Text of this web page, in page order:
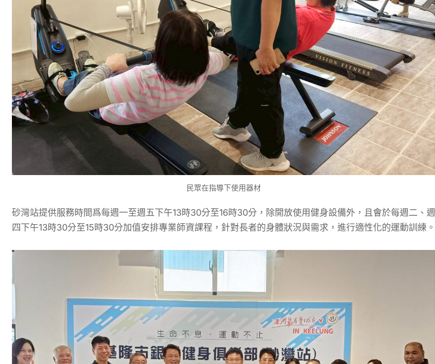
民眾在指導下使用器材
砂灣站提供服務時間爲每週一至週五下午13時30分至16時30分，除開放使用健身設備外，且會於每週二、週
四下午13時30分至15時30分加值安排專業師資課程，針對長者的身體狀況與需求，進行適性化的運動訓練。